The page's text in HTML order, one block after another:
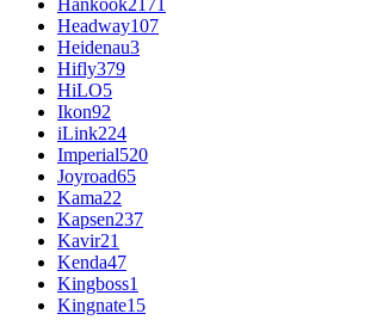
Hankook2171
Headway107
Heidenau3
Hifly379
HiLO5
Ikon92
iLink224
Imperial520
Joyroad65
Kama22
Kapsen237
Kavir21
Kenda47
Kingboss1
Kingnate15